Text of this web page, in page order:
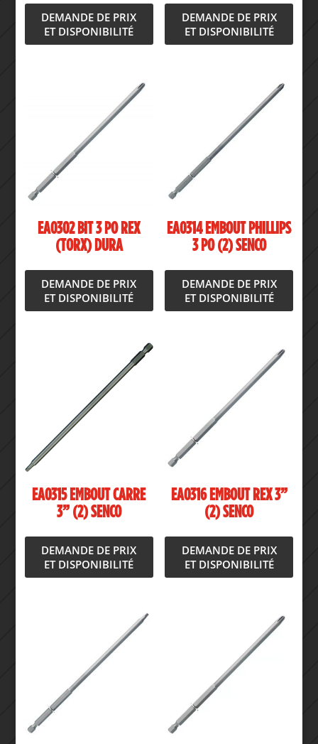
DEMANDE DE PRIX
ET DISPONIBILITÉ
DEMANDE DE PRIX
ET DISPONIBILITÉ
EA0302 BIT 3 PO REX
(TORX) DURA
DEMANDE DE PRIX
ET DISPONIBILITÉ
EA0314 EMBOUT PHILLIPS
3 PO (2) SENCO
DEMANDE DE PRIX
ET DISPONIBILITÉ
EA0315 EMBOUT CARRE
3” (2) SENCO
DEMANDE DE PRIX
ET DISPONIBILITÉ
EA0316 EMBOUT REX 3”
(2) SENCO
DEMANDE DE PRIX
ET DISPONIBILITÉ